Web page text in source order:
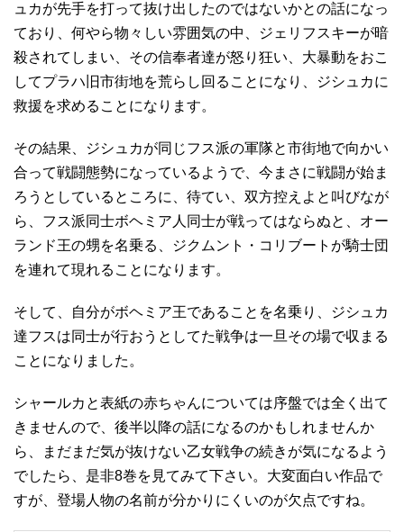
ュカが先手を打って抜け出したのではないかとの話になっ
ており、何やら物々しい雰囲気の中、ジェリフスキーが暗
殺されてしまい、その信奉者達が怒り狂い、大暴動をおこ
してプラハ旧市街地を荒らし回ることになり、ジシュカに
救援を求めることになります。
その結果、ジシュカが同じフス派の軍隊と市街地で向かい
合って戦闘態勢になっているようで、今まさに戦闘が始ま
ろうとしているところに、待てい、双方控えよと叫びなが
ら、フス派同士ボヘミア人同士が戦ってはならぬと、オー
ランド王の甥を名乗る、ジクムント・コリブートが騎士団
を連れて現れることになります。
そして、自分がボヘミア王であることを名乗り、ジシュカ
達フスは同士が行おうとしてた戦争は一旦その場で収まる
ことになりました。
シャールカと表紙の赤ちゃんについては序盤では全く出て
きませんので、後半以降の話になるのかもしれませんか
ら、まだまだ気が抜けない乙女戦争の続きが気になるよう
でしたら、是非8巻を見てみて下さい。大変面白い作品で
すが、登場人物の名前が分かりにくいのが欠点ですね。